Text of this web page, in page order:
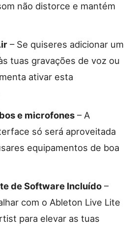
não distorce e mantém
– Se quiseres adicionar um
tuas gravações de voz ou
ativar esta
e microfones – A
só será aproveitada
equipamentos de boa
de Software Incluído –
com o Ableton Live Lite
para elevar as tuas